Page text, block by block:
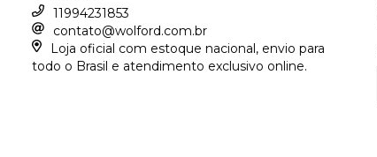
11994231853
contato@wolford.com.br
Loja oficial com estoque nacional, envio para
todo o Brasil e atendimento exclusivo online.